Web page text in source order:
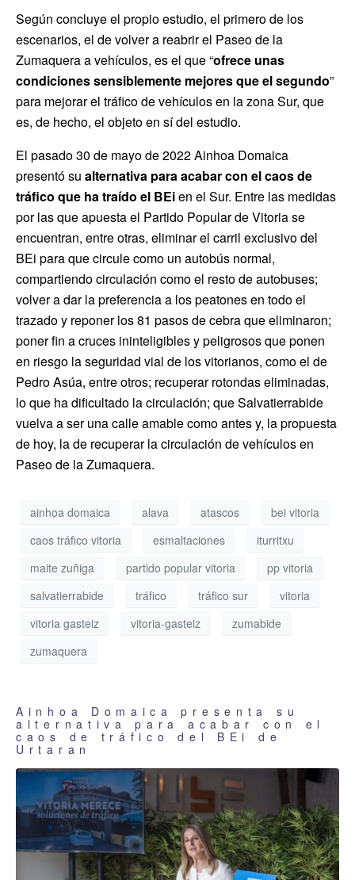
Según concluye el propio estudio, el primero de los
escenarios, el de volver a reabrir el Paseo de la
Zumaquera a vehículos, es el que “ofrece unas
condiciones sensiblemente mejores que el segundo”
para mejorar el tráfico de vehículos en la zona Sur, que
es, de hecho, el objeto en sí del estudio.
El pasado 30 de mayo de 2022 Ainhoa Domaica
presentó su alternativa para acabar con el caos de
tráfico que ha traído el BEien el Sur. Entre las medidas
por las que apuesta el Partido Popular de Vitoria se
encuentran, entre otras, eliminar el carril exclusivo del
BEi para que circule como un autobús normal,
compartiendo circulación como el resto de autobuses;
volver a dar la preferencia a los peatones en todo el
trazado y reponer los 81 pasos de cebra que eliminaron;
poner fin a cruces ininteligibles y peligrosos que ponen
en riesgo la seguridad vial de los vitorianos, como el de
Pedro Asúa, entre otros; recuperar rotondas eliminadas,
lo que ha dificultado la circulación; que Salvatierrabide
vuelva a ser una calle amable como antes y, la propuesta
de hoy, la de recuperar la circulación de vehículos en
Paseo de la Zumaquera.
ainhoa domaica alava atascos
bei vitoria
caos tráfico vitoria
esmaltaciones
iturritxu
maite zuñiga
partido popular vitoria
pp vitoria
salvatierrabide
tráfico tráfico sur
vitoria
vitoria gasteiz
vitoria-gasteiz
zumabide
zumaquera
Ainhoa Domaica presenta su
alternativa para acabar con el
caos de tráfico del BEi de
Urtaran